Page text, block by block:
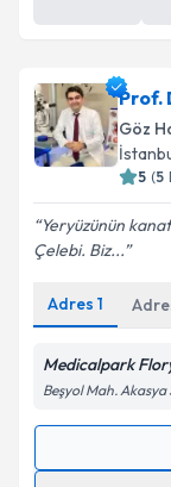
Prof.
Göz
5 (5
Yeryüzünün
Çelebi. Biz...
Adres 1
Medicalpark
Beşyol Mah. Akasya